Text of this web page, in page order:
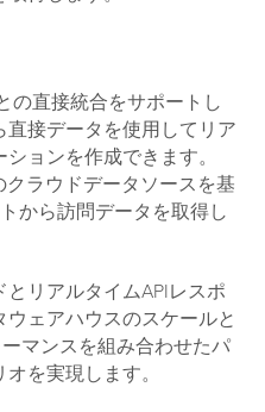
の直接統合をサポートし
接データを使用してリア
ョンを作成できます。
クラウドデータソースを基
から訪問データを取得し
リアルタイムAPIレスポ
ェアハウスのスケールと
マンスを組み合わせたパ
を実現します。